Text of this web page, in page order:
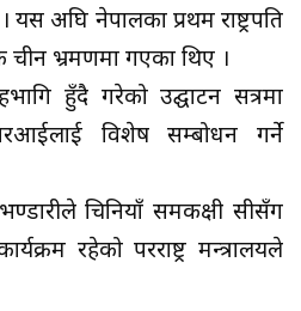
अघि नेपालका प्रथम राष्ट्रपति
भ्रमणमा गएका थिए ।
हुँदै गरेको उद्घाटन सत्रमा
विशेष सम्बोधन गर्ने
भण्डारीले चिनियाँ समकक्षी सीसँग
रहेको परराष्ट्र मन्त्रालयले